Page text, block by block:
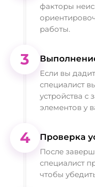
факторы
работы.
3
Если вы
специалист
устройства
элементов у
4 Проверка
После
специалист
чтобы